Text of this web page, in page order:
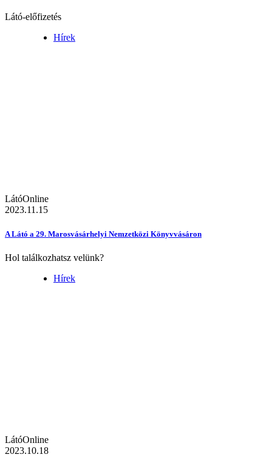
Látó-előfizetés
Hírek
LátóOnline
2023.11.15
A Látó a 29. Marosvásárhelyi Nemzetközi Könyvvásáron
Hol találkozhatsz velünk?
Hírek
LátóOnline
2023.10.18